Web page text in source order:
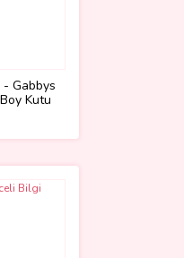
Gabbys
Kutu